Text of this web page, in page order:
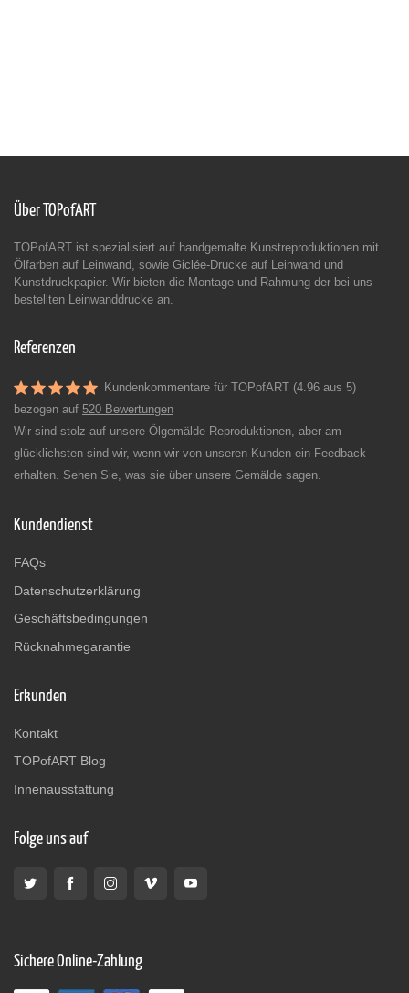
Über TOPofART
TOPofART ist spezialisiert auf handgemalte Kunstreproduktionen mit
Ölfarben auf Leinwand, sowie Giclée-Drucke auf Leinwand und
Kunstdruckpapier. Wir bieten die Montage und Rahmung der bei uns
bestellten Leinwanddrucke an.
Referenzen
Kundenkommentare für TOPofART (4.96 aus 5)
bezogen auf 520 Bewertungen
Wir sind stolz auf unsere Ölgemälde-Reproduktionen, aber am
glücklichsten sind wir, wenn wir von unseren Kunden ein Feedback
erhalten. Sehen Sie, was sie über unsere Gemälde sagen.
Kundendienst
FAQs
Datenschutzerklärung
Geschäftsbedingungen
Rücknahmegarantie
Erkunden
Kontakt
TOPofART Blog
Innenausstattung
Folge uns auf
Sichere Online-Zahlung